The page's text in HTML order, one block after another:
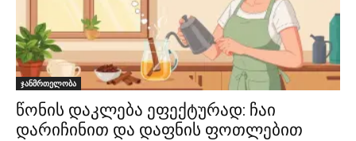
ჯანმრთელობა
წონის დაკლება ეფექტურად: ჩაი
დარიჩინით და დაფნის ფოთლებით